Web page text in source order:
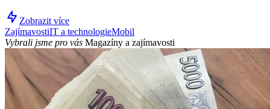
Zobrazit více
ZajímavostiIT a technologieMobil
Vybrali jsme pro vás Magazíny a zajímavosti